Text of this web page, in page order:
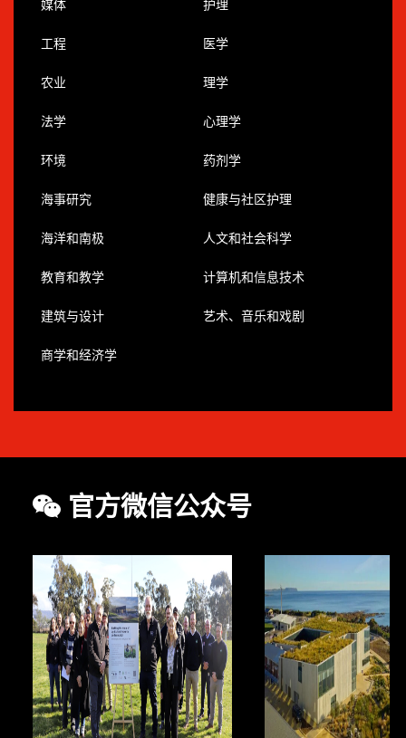
媒体
工程
农业
法学
环境
护理
医学
理学
心理学
药剂学
海事研究
海洋和南极
教育和教学
建筑与设计
商学和经济学
健康与社区护理
人文和社会科学
计算机和信息技术
艺术、音乐和戏剧
官方微信公众号